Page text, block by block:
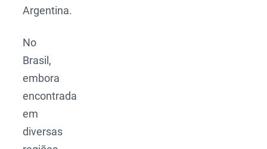
Argentina.
No
Brasil,
embora
encontrada
em
diversas